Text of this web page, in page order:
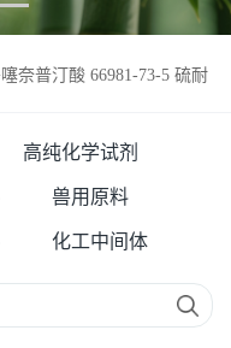
噻奈普汀酸 66981-73-5 硫耐
高纯化学试剂
兽用原料
化工中间体